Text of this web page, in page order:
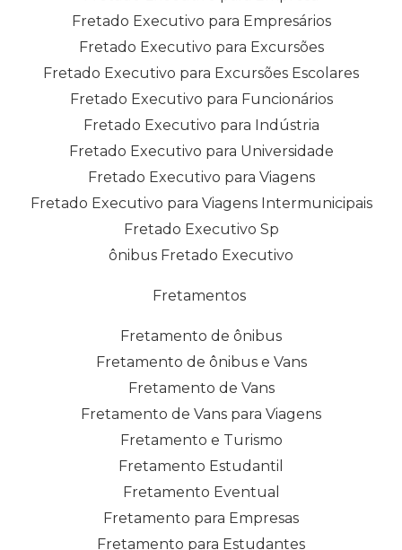
Fretado Executivo para Empresários
Fretado Executivo para Excursões
Fretado Executivo para Excursões Escolares
Fretado Executivo para Funcionários
Fretado Executivo para Indústria
Fretado Executivo para Universidade
Fretado Executivo para Viagens
Fretado Executivo para Viagens Intermunicipais
Fretado Executivo Sp
ônibus Fretado Executivo
Fretamentos
Fretamento de ônibus
Fretamento de ônibus e Vans
Fretamento de Vans
Fretamento de Vans para Viagens
Fretamento e Turismo
Fretamento Estudantil
Fretamento Eventual
Fretamento para Empresas
Fretamento para Estudantes